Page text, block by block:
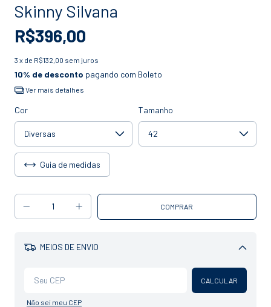
Skinny Silvana
R$396,00
3 x de R$132,00 sem juros
10% de desconto pagando com Boleto
Ver mais detalhes
Cor Tamanho
Guia de medidas
MEIOS DE ENVIO
Alterar CEP
CALCULAR
Não sei meu CEP